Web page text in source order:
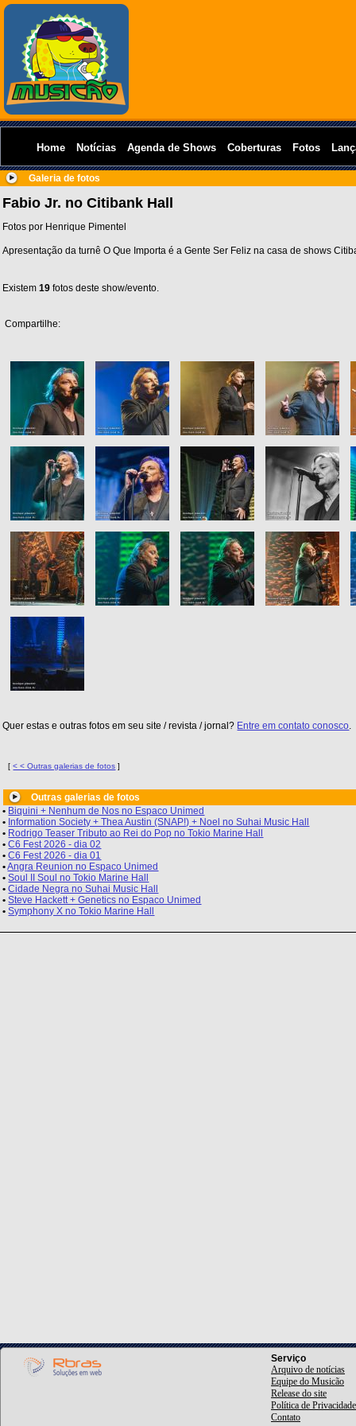
Home Notícias Agenda de Shows Coberturas Fotos
Galeria de fotos
Fabio Jr. no Citibank Hall
Fotos por Henrique Pimentel
Apresentação da turnê O Que Importa é a Gente Ser Feliz na casa de shows
Existem19 fotos deste show/evento.
Compartilhe:
Quer estas e outras fotos em seu site / revista / jornal? Entre em contato conosco.
[< < Outras galerias de fotos ]
Outras galerias de fotos
• Biquini + Nenhum de Nos no Espaco Unimed
• Information Society + Thea Austin (SNAP!) + Noel no Suhai Music Hall
• Rodrigo Teaser Tributo ao Rei do Pop no Tokio Marine Hall
• C6 Fest 2026 - dia 02
• C6 Fest 2026 - dia 01
•Angra Reunion no Espaco Unimed
• Soul II Soul no Tokio Marine Hall
• Cidade Negra no Suhai Music Hall
• Steve Hackett + Genetics no Espaco Unimed
• Symphony X no Tokio Marine Hall
Serviço
Arquivo de notícias
Equipe do Musicão
Release do site
Política de Privacidade
Contato